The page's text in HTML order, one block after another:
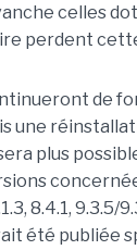
celles
perdent
de
une
plus
8.4.1, 9.3.5/
été publiée